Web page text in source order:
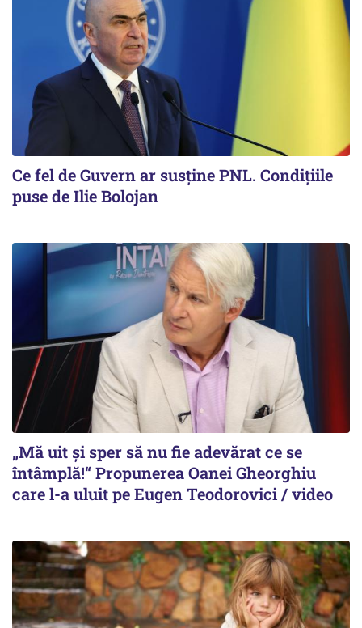
Ce fel de Guvern ar susține PNL. Condițiile
puse de Ilie Bolojan
„Mă uit și sper să nu fie adevărat ce se
întâmplă!“ Propunerea Oanei Gheorghiu
care l-a uluit pe Eugen Teodorovici / video